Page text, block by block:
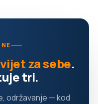
za sebe.
tri.
održavanje — kod